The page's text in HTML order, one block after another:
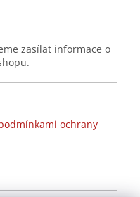
zasílat informace o
ochrany